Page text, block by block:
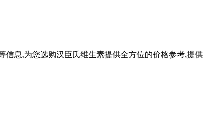
息,为您选购汉臣氏维生素提供全方位的价格参考,提供